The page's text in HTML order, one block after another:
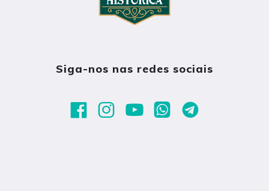
Siga-nos nas redes sociais